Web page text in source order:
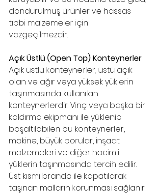
dondurulmuş ürünler ve hassas
tıbbi malzemeler için
vazgeçilmezdir.
Açık Üstlü (Open Top) Konteynerler
Açık üstlü konteynerler, üstü açık
olan ve ağır veya yüksek yüklerin
taşınmasında kullanılan
konteynerlerdir. Vinç veya başka bir
kaldırma ekipmanı ile yüklenip
boşaltılabilen bu konteynerler,
makine, büyük borular, inşaat
malzemeleri ve diğer hacimli
yüklerin taşınmasında tercih edilir.
Üst kısmı branda ile kapatılarak
taşınan malların korunması sağlanır.